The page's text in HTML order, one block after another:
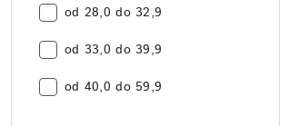
[kW]:
pompy
[kW]:
moc
pompy
[kW]:
od 28,0 do 32,9
moc
pompy
od 33,0 do 39,9
moc
od 40,0 do 59,9